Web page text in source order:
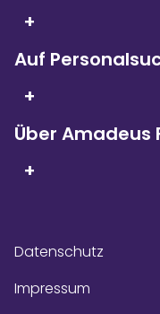
Kununu Top
über 9.000
+
Auf
+
Über Amadeus
+
Datenschutz
Impressum